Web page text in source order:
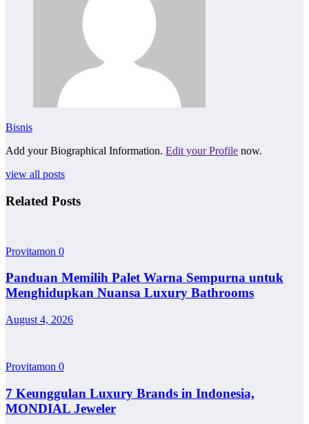
Bisnis
Add your Biographical Information. Edit your Profile now.
view all posts
Related Posts
Provitamon 0
Panduan Memilih Palet Warna Sempurna untuk
Menghidupkan Nuansa Luxury Bathrooms
August 4, 2026
Provitamon 0
7 Keunggulan Luxury Brands in Indonesia,
MONDIAL Jeweler